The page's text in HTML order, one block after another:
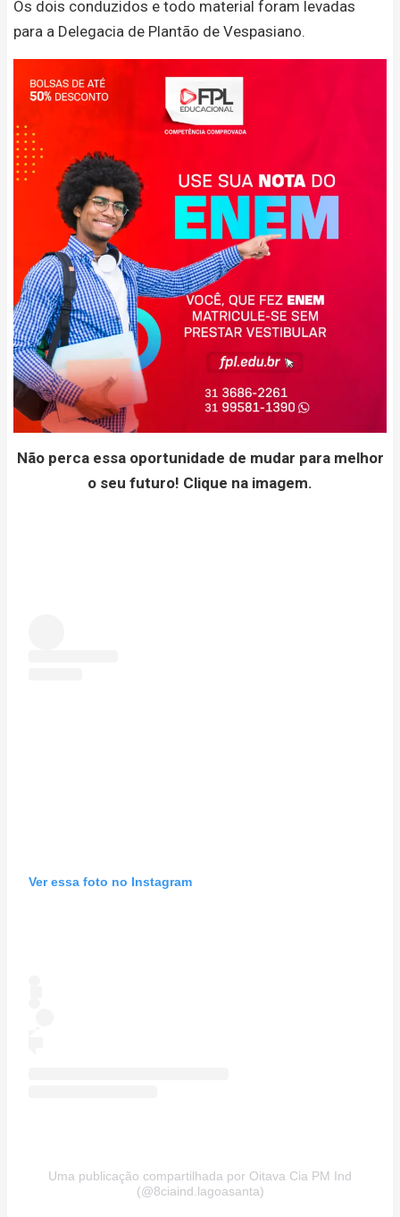
Os dois conduzidos e todo material foram levadas
para a Delegacia de Plantão de Vespasiano.
Não perca essa oportunidade de mudar para melhor
o seu futuro! Clique na imagem.
Ver essa foto no Instagram
Uma publicação compartilhada por Oitava Cia PM Ind
(@8ciaind.lagoasanta)